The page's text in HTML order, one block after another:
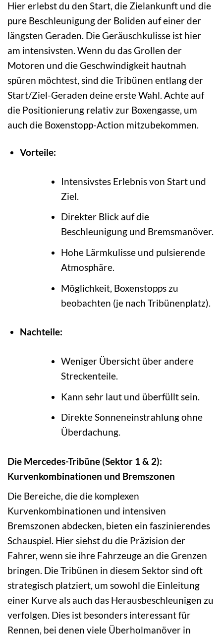
Hier erlebst du den Start, die Zielankunft und die
pure Beschleunigung der Boliden auf einer der
längsten Geraden. Die Geräuschkulisse ist hier
am intensivsten. Wenn du das Grollen der
Motoren und die Geschwindigkeit hautnah
spüren möchtest, sind die Tribünen entlang der
Start/Ziel-Geraden deine erste Wahl. Achte auf
die Positionierung relativ zur Boxengasse, um
auch die Boxenstopp-Action mitzubekommen.
Vorteile:
Intensivstes Erlebnis von Start und
Ziel.
Direkter Blick auf die
Beschleunigung und Bremsmanöver.
Hohe Lärmkulisse und pulsierende
Atmosphäre.
Möglichkeit, Boxenstopps zu
beobachten (je nach Tribünenplatz).
Nachteile:
Weniger Übersicht über andere
Streckenteile.
Kann sehr laut und überfüllt sein.
Direkte Sonneneinstrahlung ohne
Überdachung.
Die Mercedes-Tribüne (Sektor 1 & 2):
Kurvenkombinationen und Bremszonen
Die Bereiche, die die komplexen
Kurvenkombinationen und intensiven
Bremszonen abdecken, bieten ein faszinierendes
Schauspiel. Hier siehst du die Präzision der
Fahrer, wenn sie ihre Fahrzeuge an die Grenzen
bringen. Die Tribünen in diesem Sektor sind oft
strategisch platziert, um sowohl die Einleitung
einer Kurve als auch das Herausbeschleunigen zu
verfolgen. Dies ist besonders interessant für
Rennen, bei denen viele Überholmanöver in